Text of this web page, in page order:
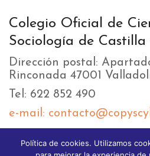
Colegio Oficial de
Sociología de Castilla
Dirección postal:
Rinconada 47001
Tel: 622 852 490
e-mail:
LIKEBOX
Política de cookies. Utilizamos